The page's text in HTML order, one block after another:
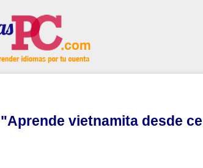
"Aprende vietnamita desde